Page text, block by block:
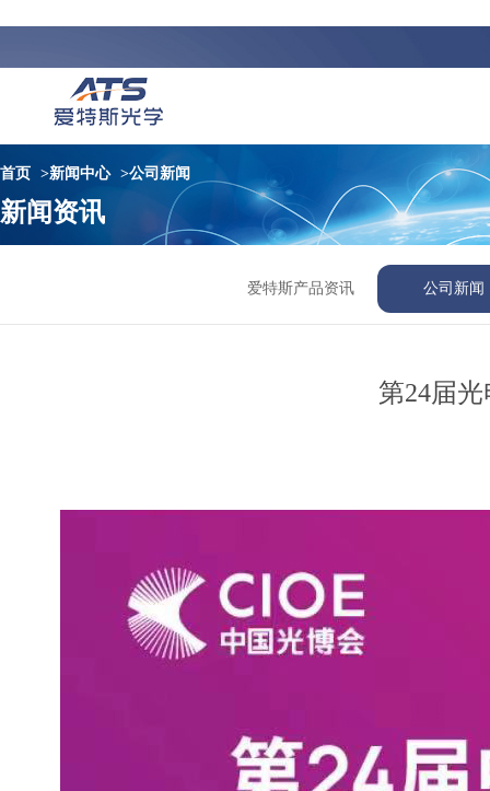
首页 >新闻中心 >公司新闻
新闻资讯
爱特斯产品资讯 公司新闻
第24届